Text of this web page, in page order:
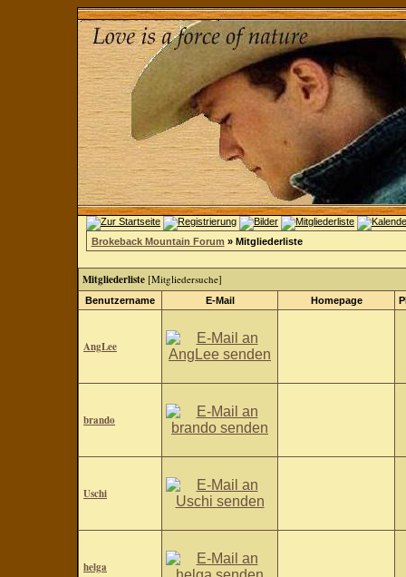
Brokeback Mountain Forum » Mitgliederliste
Mitgliederliste [Mitgliedersuche]
Benutzername E-Mail Homepage
AngLee
brando
Uschi
helga